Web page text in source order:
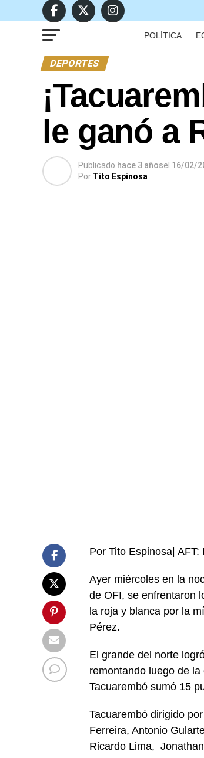
POLÍTICA
DEPORTES
le ganó a
Publicado hace 3 añosel 16/02/
Por Tito Espinosa
Por Tito Espinosa| AFT:
Ayer miércoles en la
de OFI, se enfrentaron
la roja y blanca por la
Pérez.
El grande del norte
remontando luego de
Tacuarembó sumó 15
Tacuarembó dirigido
Ferreira, Antonio
Ricardo Lima,